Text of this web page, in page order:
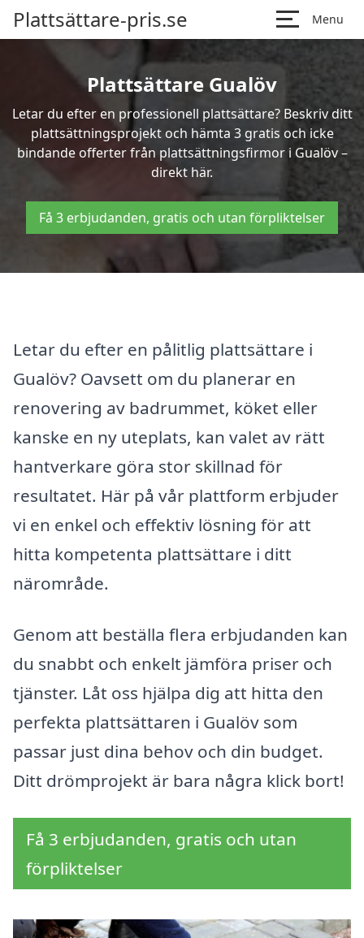
Plattsättare-pris.se Menu
Plattsättare Gualöv
Letar du efter en professionell plattsättare? Beskriv ditt
plattsättningsprojekt och hämta 3 gratis och icke
bindande offerter från plattsättningsfirmor i Gualöv –
direkt här.
Få 3 erbjudanden, gratis och utan förpliktelser
Letar du efter en pålitlig plattsättare i
Gualöv? Oavsett om du planerar en
renovering av badrummet, köket eller
kanske en ny uteplats, kan valet av rätt
hantverkare göra stor skillnad för
resultatet. Här på vår plattform erbjuder
vi en enkel och effektiv lösning för att
hitta kompetenta plattsättare i ditt
närområde.
Genom att beställa flera erbjudanden kan
du snabbt och enkelt jämföra priser och
tjänster. Låt oss hjälpa dig att hitta den
perfekta plattsättaren i Gualöv som
passar just dina behov och din budget.
Ditt drömprojekt är bara några klick bort!
Få 3 erbjudanden, gratis och utan
förpliktelser